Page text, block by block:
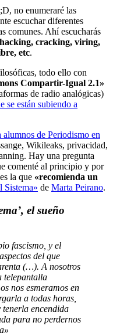
no enumeraré las
escuchar diferentes
comunes. Ahí escucharás
hacking, cracking, viring,
etc.
todo ello con
Compartir-Igual 2.1»
de radio analógicas)
se están subiendo a
alumnos de Periodismo en
Wikileaks, privacidad,
Hay una pregunta
comenté al principio y por
la que «recomienda un
Sistema» de Marta Peirano.
el sueño
fascismo, y el
del que
(…). A nosotros
telepantalla
nos esmeramos en
a todas horas,
encendida
para no perdernos